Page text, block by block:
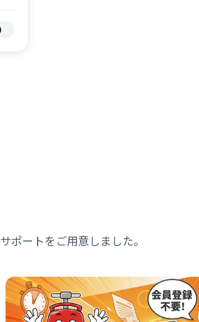
ポートをご用意しました。